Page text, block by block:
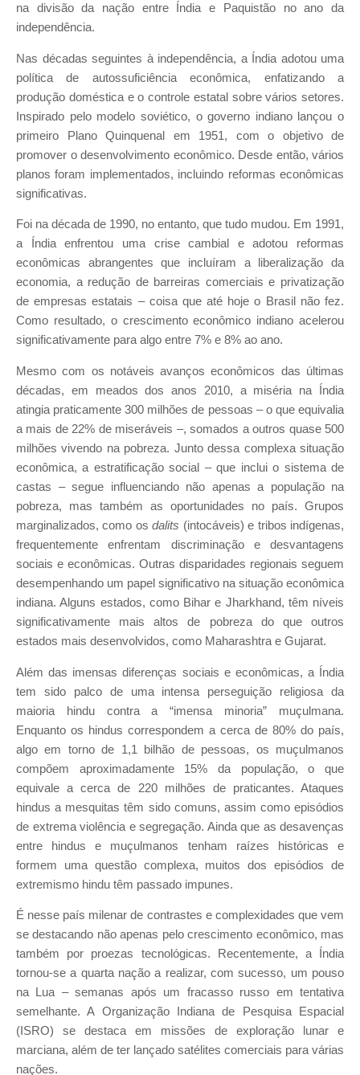
na divisão da nação entre Índia e Paquistão no ano da
independência.
Nas décadas seguintes à independência, a Índia adotou uma
política de autossuficiência econômica, enfatizando a
produção doméstica e o controle estatal sobre vários setores.
Inspirado pelo modelo soviético, o governo indiano lançou o
primeiro Plano Quinquenal em 1951, com o objetivo de
promover o desenvolvimento econômico. Desde então, vários
planos foram implementados, incluindo reformas econômicas
significativas.
Foi na década de 1990, no entanto, que tudo mudou. Em 1991,
a Índia enfrentou uma crise cambial e adotou reformas
econômicas abrangentes que incluíram a liberalização da
economia, a redução de barreiras comerciais e privatização
de empresas estatais – coisa que até hoje o Brasil não fez.
Como resultado, o crescimento econômico indiano acelerou
significativamente para algo entre 7% e 8% ao ano.
Mesmo com os notáveis avanços econômicos das últimas
décadas, em meados dos anos 2010, a miséria na Índia
atingia praticamente 300 milhões de pessoas – o que equivalia
a mais de 22% de miseráveis –, somados a outros quase 500
milhões vivendo na pobreza. Junto dessa complexa situação
econômica, a estratificação social – que inclui o sistema de
castas – segue influenciando não apenas a população na
pobreza, mas também as oportunidades no país. Grupos
marginalizados, como osdalits (intocáveis) e tribos indígenas,
frequentemente enfrentam discriminação e desvantagens
sociais e econômicas. Outras disparidades regionais seguem
desempenhando um papel significativo na situação econômica
indiana. Alguns estados, como Bihar e Jharkhand, têm níveis
significativamente mais altos de pobreza do que outros
estados mais desenvolvidos, como Maharashtra e Gujarat.
Além das imensas diferenças sociais e econômicas, a Índia
tem sido palco de uma intensa perseguição religiosa da
maioria hindu contra a “imensa minoria” muçulmana.
Enquanto os hindus correspondem a cerca de 80% do país,
algo em torno de 1,1 bilhão de pessoas, os muçulmanos
compõem aproximadamente 15% da população, o que
equivale a cerca de 220 milhões de praticantes. Ataques
hindus a mesquitas têm sido comuns, assim como episódios
de extrema violência e segregação. Ainda que as desavenças
entre hindus e muçulmanos tenham raízes históricas e
formem uma questão complexa, muitos dos episódios de
extremismo hindu têm passado impunes.
É nesse país milenar de contrastes e complexidades que vem
se destacando não apenas pelo crescimento econômico, mas
também por proezas tecnológicas. Recentemente, a Índia
tornou-se a quarta nação a realizar, com sucesso, um pouso
na Lua – semanas após um fracasso russo em tentativa
semelhante. A Organização Indiana de Pesquisa Espacial
(ISRO) se destaca em missões de exploração lunar e
marciana, além de ter lançado satélites comerciais para várias
nações.